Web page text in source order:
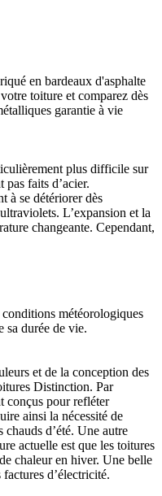
en bardeaux d'asphalte
toiture et comparez dès
garantie à vie
plus difficile sur
faits d’acier.
à se détériorer dès
L’expansion et la
changeante. Cependant,
conditions météorologiques
sa durée de vie.
et de la conception des
Distinction. Par
conçus pour refléter
ainsi la nécessité de
d’été. Une autre
actuelle est que les toitures
chaleur en hiver. Une belle
d’électricité.